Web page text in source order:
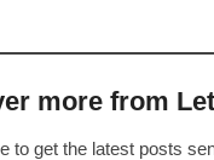
more from
to get the latest posts